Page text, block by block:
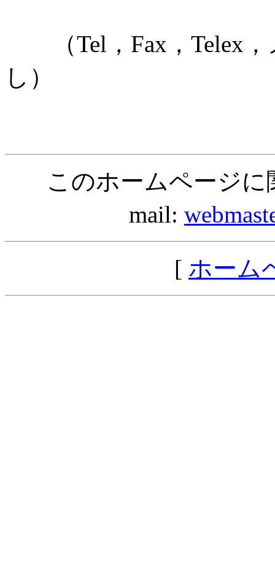
（Tel，Fax，Telex，
し）
このホームページ
mail:
[ ホーム